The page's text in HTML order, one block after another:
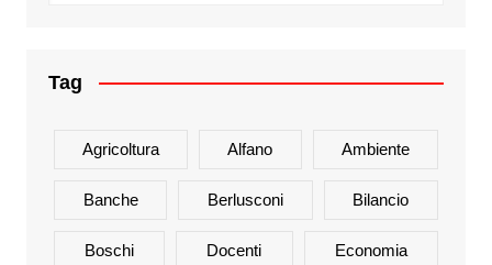
Tag
Agricoltura Alfano Ambiente
Banche Berlusconi Bilancio
Boschi Docenti Economia